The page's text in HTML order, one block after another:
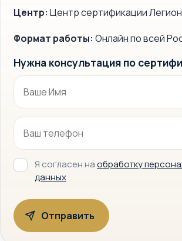
Центр: Центр сертификации Легион
Формат работы: Онлайн по всей
Нужна консультация по
Я согласен наобработку
данных